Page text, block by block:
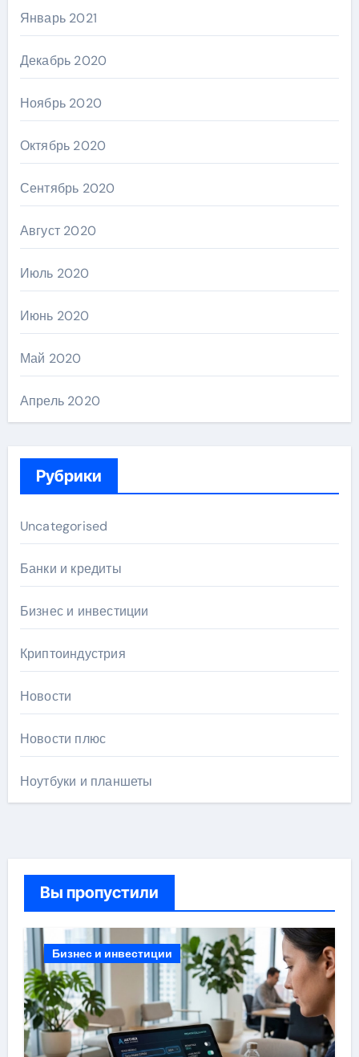
Январь 2021
Декабрь 2020
Ноябрь 2020
Октябрь 2020
Сентябрь 2020
Август 2020
Июль 2020
Июнь 2020
Май 2020
Апрель 2020
Рубрики
Uncategorised
Банки и кредиты
Бизнес и инвестиции
Криптоиндустрия
Новости
Новости плюс
Ноутбуки и планшеты
Вы пропустили
Бизнес и инвестиции